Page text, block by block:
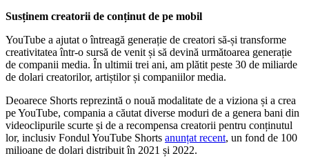
Susținem creatorii de conținut de pe mobil
YouTube a ajutat o întreagă generație de creatori să-și transforme
creativitatea într-o sursă de venit și să devină următoarea generație
de companii media. În ultimii trei ani, am plătit peste 30 de miliarde
de dolari creatorilor, artiștilor și companiilor media.
Deoarece Shorts reprezintă o nouă modalitate de a viziona și a crea
pe YouTube, compania a căutat diverse moduri de a genera bani din
videoclipurile scurte și de a recompensa creatorii pentru conținutul
lor, inclusiv Fondul YouTube Shorts anunțat recent, un fond de 100
milioane de dolari distribuit în 2021 și 2022.